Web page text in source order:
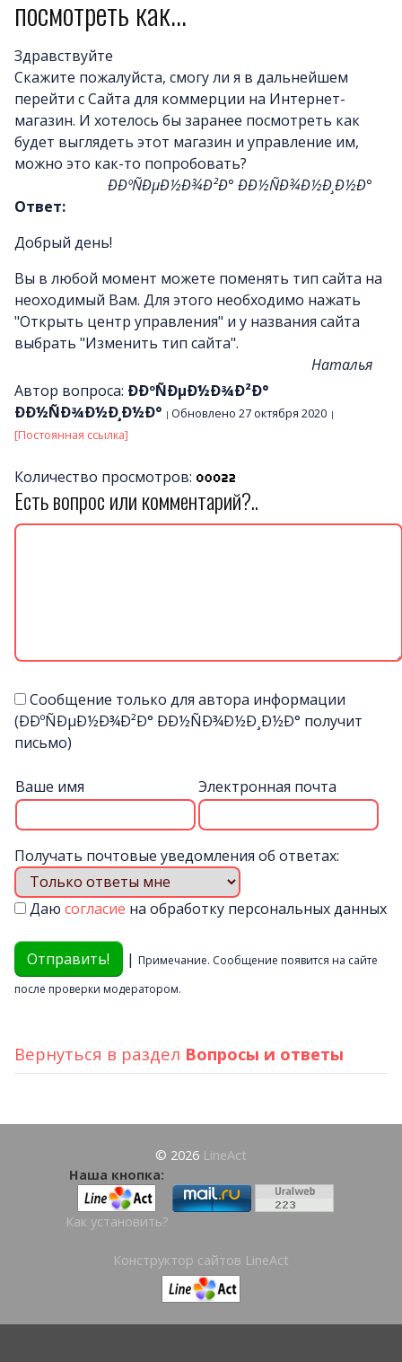
Word-
посмотреть как...
Здравствуйте
Скажите пожалуйста, смогу ли я в дальнейшем
перейти с Сайта для коммерции на Интернет-
магазин. И хотелось бы заранее посмотреть как
будет выглядеть этот магазин и управление им,
можно это как-то попробовать?
ÐÐºÑÐµÐ½Ð¾Ð²Ð° ÐÐ½ÑÐ¾Ð½Ð¸Ð½Ð°
Ответ:
Добрый день!
Вы в любой момент можете поменять тип сайта на
неоходимый Вам. Для этого необходимо нажать
"Открыть центр управления" и у названия сайта
выбрать "Изменить тип сайта".
Наталья
Автор вопроса: ÐÐºÑÐµÐ½Ð¾Ð²Ð°
ÐÐ½ÑÐ¾Ð½Ð¸Ð½Ð°
Обновлено 27 октября 2020
[Постоянная ссылка]
Количество просмотров:
Есть вопрос или комментарий?..
Сообщение только для автора информации
(ÐÐºÑÐµÐ½Ð¾Ð²Ð° ÐÐ½ÑÐ¾Ð½Ð¸Ð½Ð° получит
письмо)
Ваше имя Электронная почта
Получать почтовые уведомления об ответах:
Даю согласие на обработку персональных данных
| Примечание. Сообщение появится на сайте
после проверки модератором.
Вернуться в раздел Вопросы и ответы
© 2026 LineAct
Наша кнопка:
Как установить?
Конструктор сайтов LineAct